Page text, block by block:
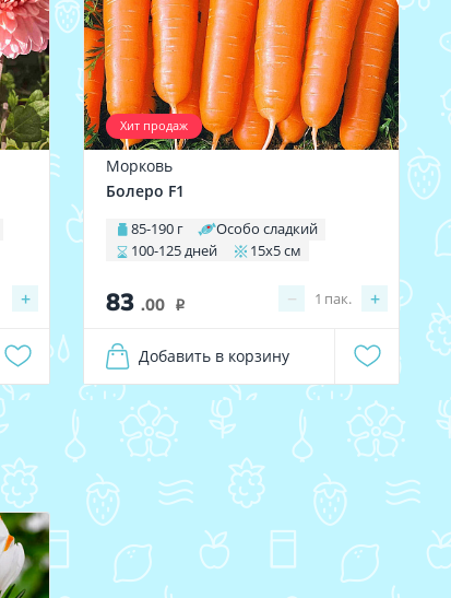
+
Хит продаж
Морковь
Болеро F1
85-190 г
Особо сладкий
100-125 дней
15х5 см
83 .00 i − +
1 пак.
Добавить в корзину